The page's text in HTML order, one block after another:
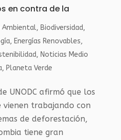
en contra de la
Ambiental, Biodiversidad,
, Energías Renovables,
, Noticias Medio
, Planeta Verde
UNODC afirmó que los
vienen trabajando con
de deforestación,
tiene gran